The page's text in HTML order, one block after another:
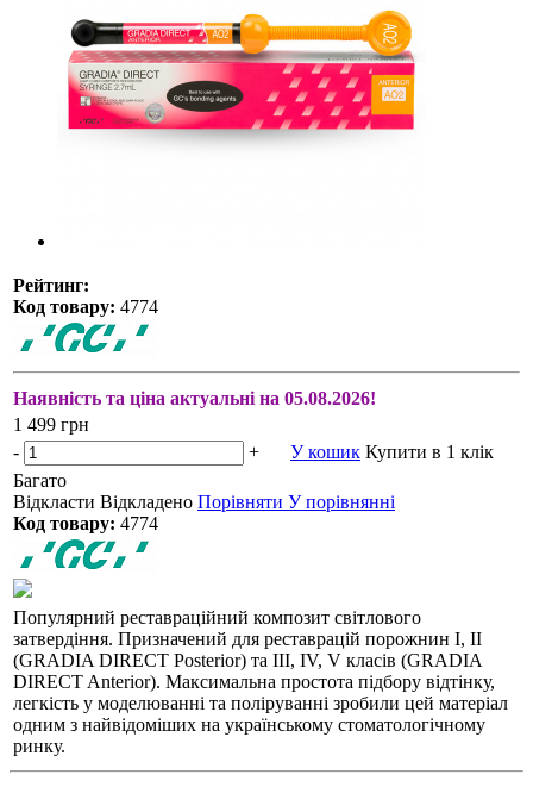
Рейтинг:
Код товару: 4774
Наявність та ціна актуальні на 05.08.2026!
1 499 грн
-
+ У кошик Купити в 1 клік
Багато
Відкласти Відкладено Порівняти У порівнянні
Код товару: 4774
Популярний реставраційний композит світлового
затвердіння. Призначений для реставрацій порожнин I, II
(GRADIA DIRECT Posterior) та III, IV, V класів (GRADIA
DIRECT Anterior). Максимальна простота підбору відтінку,
легкість у моделюванні та поліруванні зробили цей матеріал
одним з найвідоміших на українському стоматологічному
ринку.